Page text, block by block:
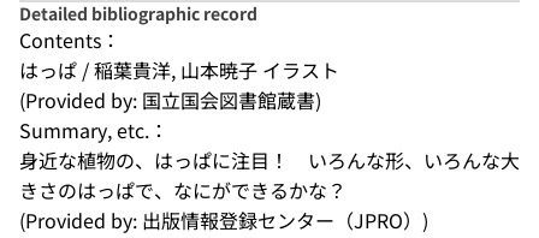
Detailed bibliographic record
Contents：
はっぱ / 稲葉貴洋, 山本暁子 イラスト
(Provided by: 国立国会図書館蔵書)
Summary, etc.：
身近な植物の、はっぱに注目！　いろんな形、いろんな大
きさのはっぱで、なにができるかな？
(Provided by: 出版情報登録センター（JPRO）)